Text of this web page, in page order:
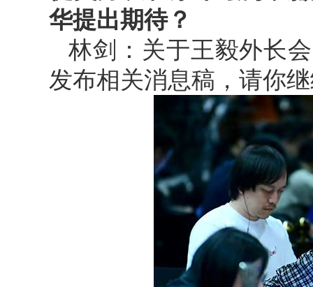
华提出期待？
林剑：关于王毅外长
发布相关消息稿，请你